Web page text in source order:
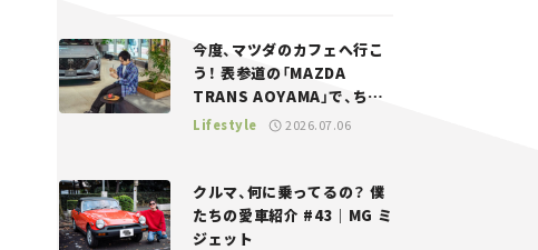
今度、マツダのカフェへ行こ
う！ 表参道の「MAZDA
TRANS AOYAMA」で、ちょ
っとひと息。——連載｜CCG
Lifestyle 2026.07.06
クルマ、何に乗ってるの？ 僕
たちの愛車紹介 #43｜MG ミ
ジェット